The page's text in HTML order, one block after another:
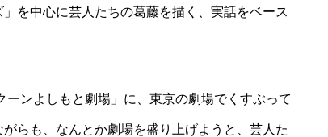
を中心に芸人たちの葛藤を描く、実話をベース
ンよしもと劇場」に、東京の劇場でくすぶって
らも、なんとか劇場を盛り上げようと、芸人た